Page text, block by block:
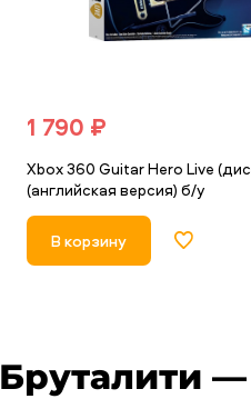
1 790 ₽
Xbox 360 Guitar Hero Live
(английская версия) б/у
В корзину
Бруталити —